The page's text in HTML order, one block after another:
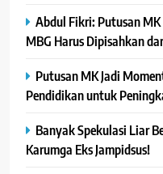
Abdul Fikri: Putusan
MBG Harus Dipisahkan
Putusan MK Jadi
Pendidikan untuk
Banyak Spekulasi Liar
Karumga Eks Jampidsus!